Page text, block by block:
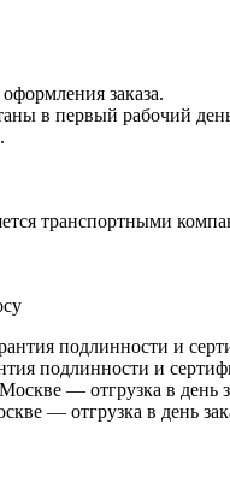
заказа.
в первый рабочий
транспортными
подлинности и
— отгрузка в день